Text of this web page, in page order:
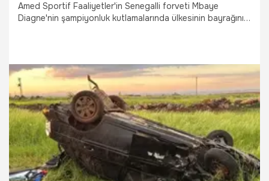
Amed Sportif Faaliyetler'in Senegalli forveti Mbaye
Diagne'nin şampiyonluk kutlamalarında ülkesinin bayrağını
5.05.2026 Şampiy10